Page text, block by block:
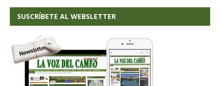
SUSCRÍBETE AL WEBSLETTER